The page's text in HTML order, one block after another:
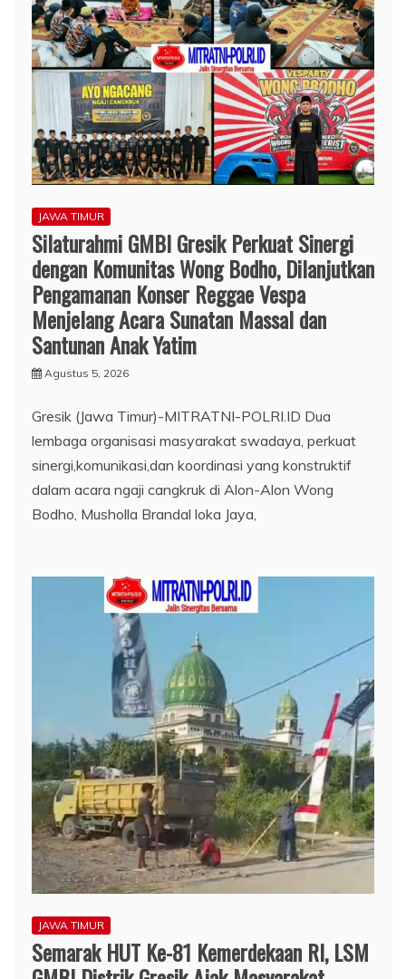
JAWA TIMUR
Silaturahmi GMBI Gresik Perkuat Sinergi
dengan Komunitas Wong Bodho, Dilanjutkan
Pengamanan Konser Reggae Vespa
Menjelang Acara Sunatan Massal dan
Santunan Anak Yatim
Agustus 5, 2026
Gresik (Jawa Timur)-MITRATNI-POLRI.ID Dua
lembaga organisasi masyarakat swadaya, perkuat
sinergi,komunikasi,dan koordinasi yang konstruktif
dalam acara ngaji cangkruk di Alon-Alon Wong
Bodho, Musholla Brandal loka Jaya,
JAWA TIMUR
Semarak HUT Ke-81 Kemerdekaan RI, LSM